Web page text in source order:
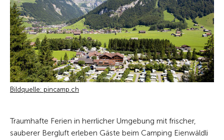
Bildquelle: pincamp.ch
Traumhafte Ferien in herrlicher Umgebung mit frischer,
sauberer Bergluft erleben Gäste beim Camping Eienwäldli